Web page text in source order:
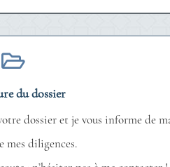
du dossier
dossier et je vous informe de
mes diligences.